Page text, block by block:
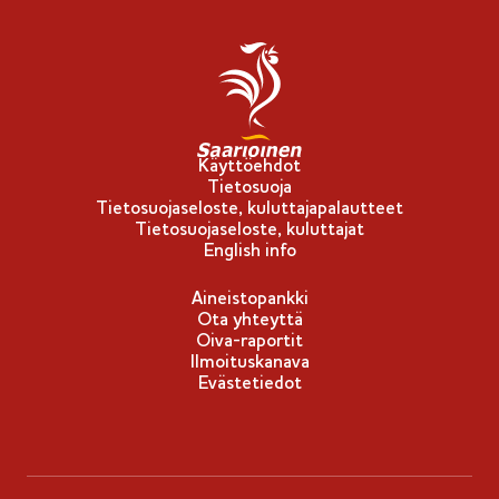
-
e
k
i
Käyttöehdot
Tietosuoja
Tietosuojaseloste, kuluttajapalautteet
Tietosuojaseloste, kuluttajat
English info
Aineistopankki
Ota yhteyttä
Oiva-raportit
Ilmoituskanava
Evästetiedot